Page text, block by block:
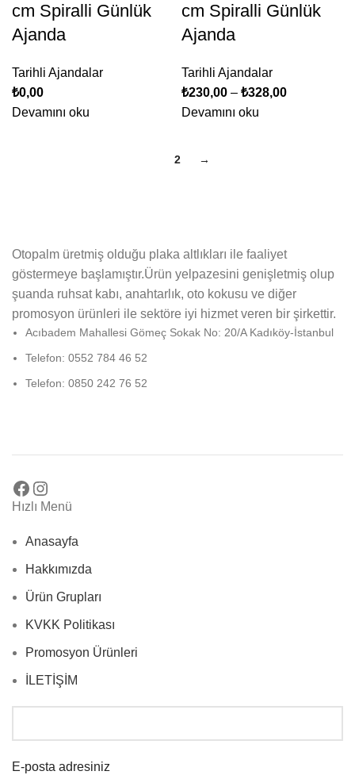
cm Spiralli Günlük
Ajanda
Tarihli Ajandalar
₺0,00
Devamını oku
cm Spiralli Günlük
Ajanda
Tarihli Ajandalar
₺230,00 – ₺328,00
Devamını oku
2 →
Otopalm üretmiş olduğu plaka altlıkları ile faaliyet
göstermeye başlamıştır.Ürün yelpazesini genişletmiş olup
şuanda ruhsat kabı, anahtarlık, oto kokusu ve diğer
promosyon ürünleri ile sektöre iyi hizmet veren bir şirkettir.
Acıbadem Mahallesi Gömeç Sokak No: 20/A Kadıköy-İstanbul
Telefon: 0552 784 46 52
Telefon: 0850 242 76 52
Hızlı Menü
Anasayfa
Hakkımızda
Ürün Grupları
KVKK Politikası
Promosyon Ürünleri
İLETİŞİM
E-posta adresiniz